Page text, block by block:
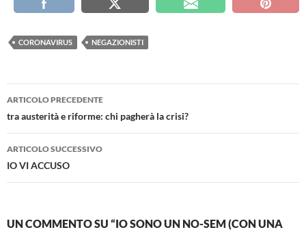
CORONAVIRUS NEGAZIONISTI
Navigazione
articolo
ARTICOLO PRECEDENTE
tra austerità e riforme: chi pagherà la crisi?
ARTICOLO SUCCESSIVO
IO VI ACCUSO
UN COMMENTO SU “IO SONO UN NO-SEM (CON UNA